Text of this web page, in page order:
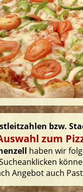
bzw.
zum
haben wir
Angebot auch